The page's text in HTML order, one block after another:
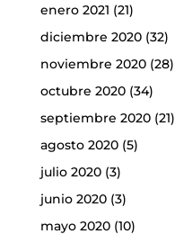
enero 2021 (21)
diciembre 2020(32)
noviembre 2020(28)
octubre 2020(34)
septiembre 2020(21)
agosto 2020(5)
julio 2020(3)
junio 2020(3)
mayo 2020(10)